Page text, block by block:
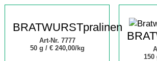
BRATWURSTpralinen
Art-Nr. 7777
50 g / € 240,00/kg